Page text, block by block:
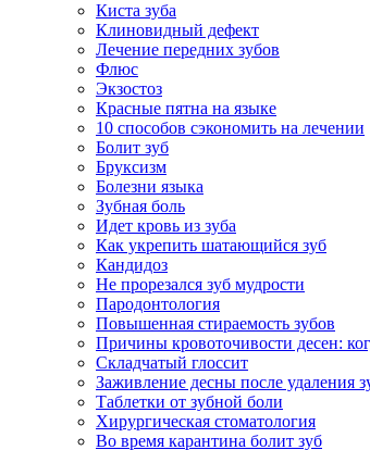
Киста зуба
Клиновидный дефект
Лечение передних зубов
Флюс
Экзостоз
Красные пятна на языке
10 способов сэкономить на лечении
Болит зуб
Бруксизм
Болезни языка
Зубная боль
Идет кровь из зуба
Как укрепить шатающийся зуб
Кандидоз
Не прорезался зуб мудрости
Пародонтология
Повышенная стираемость зубов
Причины кровоточивости десен:
Складчатый глоссит
Заживление десны после удаления
Таблетки от зубной боли
Хирургическая стоматология
Во время карантина болит зуб